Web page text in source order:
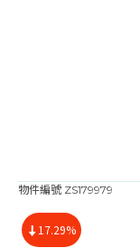
物件編號 ZS179979
17.29%